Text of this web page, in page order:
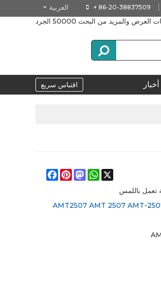
العربية + 86-20-38837509
والمزيد من البحث 50000 الجرد
أخبار اقتباس سريع
FacebookPinterest
Mastodon
WhatsApp
X
AMT2507 AMT 2507 AMT-